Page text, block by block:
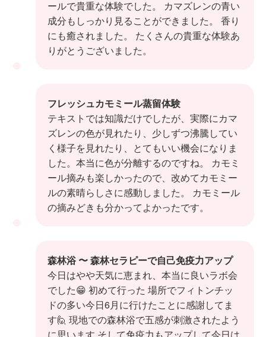
ールで貴重な体験でした。 カマズレンの青い
成分もしっかり見ることができました。 香り
にも癒されました。 たくさんの貴重な体験あ
りがとうございました。
フレッシュカモミール蒸留体験
テキストでは知識だけでしたが、実際にカマ
ズレンの色が見れたり、少しずつ沸騰してい
く様子を見れたり、とてもいい機会になりま
した。本当に色が分離するのですね。 カモミ
ール摘みも楽しかったので、改めてカモミー
ルの素晴らしさに感動しました。 カモミール
の摘みどきも分かってよかったです。
森林浴 〜 森林セラピーで自己免疫力アップ
今日はやや天気に恵まれ、本当に良いラボ会
でした😁 初めて行った 場所でフィトンチッ
ドの多い今日6月に行けたことに感謝してま
す🙋 現地での森林浴で五感が刺激されたよう